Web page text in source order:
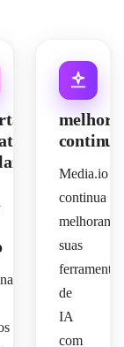
Media.io
continua
melhorando
suas
ferramentas
de
IA
com